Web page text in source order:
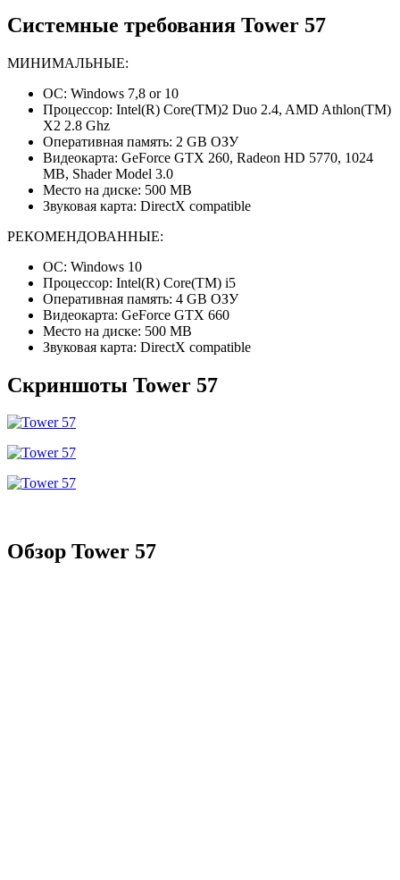
Системные требования Tower 57
МИНИМАЛЬНЫЕ:
ОС: Windows 7,8 or 10
Процессор: Intel(R) Core(TM)2 Duo 2.4, AMD Athlon(TM)
X2 2.8 Ghz
Оперативная память: 2 GB ОЗУ
Видеокарта: GeForce GTX 260, Radeon HD 5770, 1024
MB, Shader Model 3.0
Место на диске: 500 MB
Звуковая карта: DirectX compatible
РЕКОМЕНДОВАННЫЕ:
ОС: Windows 10
Процессор: Intel(R) Core(TM) i5
Оперативная память: 4 GB ОЗУ
Видеокарта: GeForce GTX 660
Место на диске: 500 MB
Звуковая карта: DirectX compatible
Скриншоты Tower 57
Обзор Tower 57